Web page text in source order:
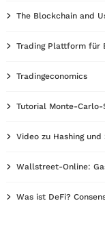
The Blockchain and
Trading Plattform für
Tradingeconomics
Tutorial Monte-Carlo-
Video zu Hashing und
Wallstreet-Online:
Was ist DeFi?